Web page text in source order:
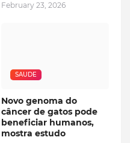
February 23, 2026
SAUDE
Novo genoma do
câncer de gatos pode
beneficiar humanos,
mostra estudo